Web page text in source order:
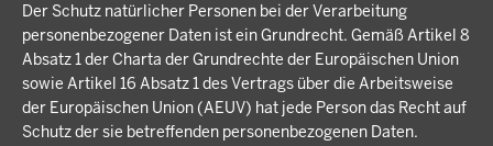
Der Schutz natürlicher Personen bei der Verarbeitung
personenbezogener Daten ist ein Grundrecht. Gemäß Artikel 8
Absatz 1 der Charta der Grundrechte der Europäischen Union
sowie Artikel 16 Absatz 1 des Vertrags über die Arbeitsweise
der Europäischen Union (AEUV) hat jede Person das Recht auf
Schutz der sie betreffenden personenbezogenen Daten.